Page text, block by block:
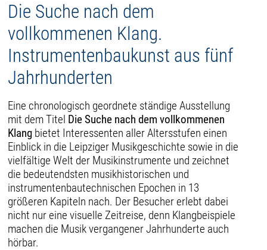
Die Suche nach dem
vollkommenen Klang.
Instrumentenbaukunst aus fünf
Jahrhunderten
Eine chronologisch geordnete ständige Ausstellung
mit dem Titel Die Suche nach dem vollkommenen
Klang bietet Interessenten aller Altersstufen einen
Einblick in die Leipziger Musikgeschichte sowie in die
vielfältige Welt der Musikinstrumente und zeichnet
die bedeutendsten musikhistorischen und
instrumentenbautechnischen Epochen in 13
größeren Kapiteln nach. Der Besucher erlebt dabei
nicht nur eine visuelle Zeitreise, denn Klangbeispiele
machen die Musik vergangener Jahrhunderte auch
hörbar.